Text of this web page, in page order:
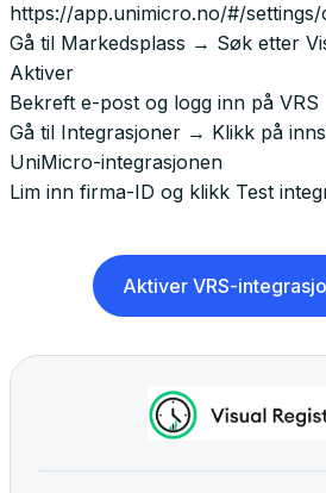
https://app.unimicro.no/#/
Gå til Markedsplass → Søk etter
Aktiver
Bekreft e-post og logg inn på VRS
Gå til Integrasjoner → Klikk på
UniMicro-integrasjonen
Lim inn firma-ID og klikk Test
Aktiver VRS-